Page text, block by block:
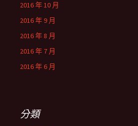
2016 年 10 月
2016 年 9 月
2016 年 8 月
2016 年 7 月
2016 年 6 月
分類